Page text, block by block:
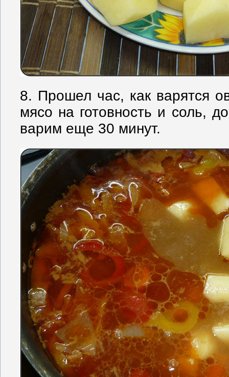
8. Прошел час, как варятся
мясо на готовность и соль,
варим еще 30 минут.